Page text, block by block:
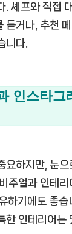
. 셰프와 직접
듣거나, 추천
니다.
인스타그
요하지만, 눈
주얼과 인테
하기에도 좋습
한 인테리어는